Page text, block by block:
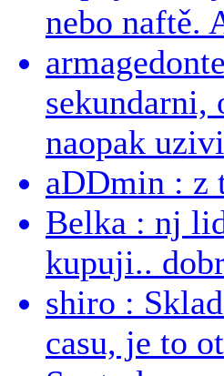
nebo naftě.
sekundarni,
naopak
aDDmin : z
Belka : nj
kupuji..
shiro :
casu, je to